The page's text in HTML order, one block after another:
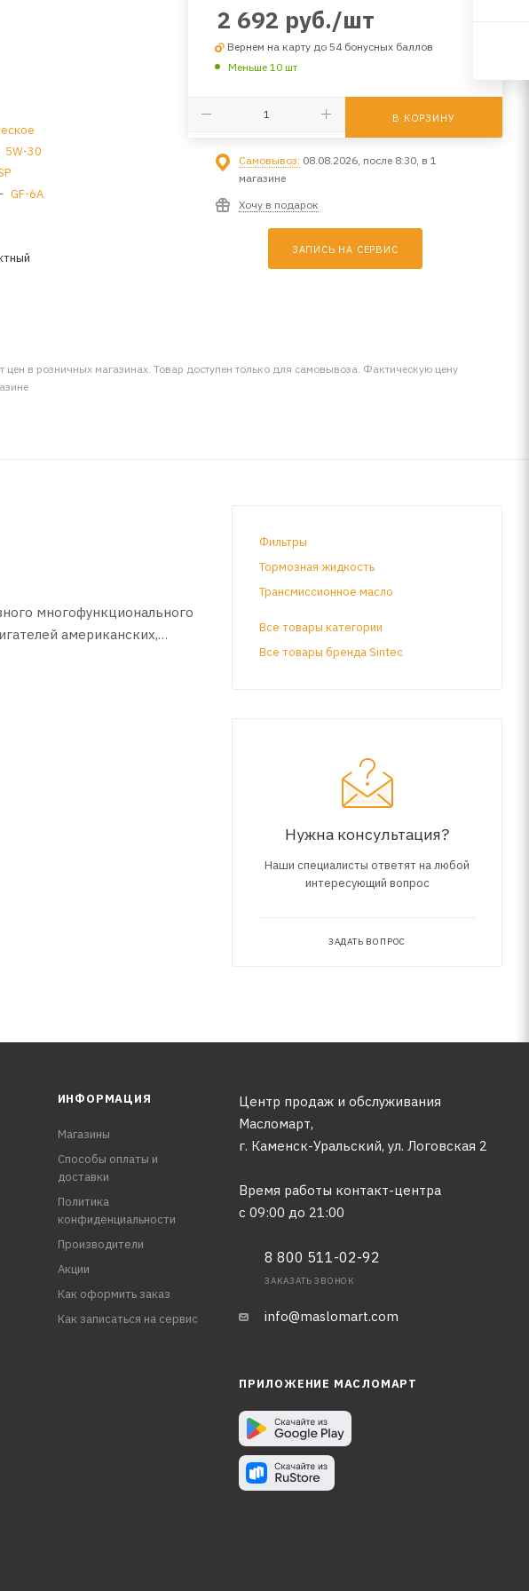
5W-30
GF-6A
2 692 руб./шт
Вернем на карту до 54 бонусных баллов
Меньше 10 шт
В КОРЗИНУ
Самовывоз: 08.08.2026, после 8:30, в 1
магазине
Хочу в подарок
ЗАПИСЬ НА СЕРВИС
цен в розничных магазинах. Товар доступен только для самовывоза. Фактическую цену
многофункционального
американских,
Фильтры
Тормозная жидкость
Трансмиссионное масло
Все товары категории
Все товары бренда Sintec
Нужна консультация?
Наши специалисты ответят на любой
интересующий вопрос
ЗАДАТЬ ВОПРОС
ИНФОРМАЦИЯ
Магазины
Способы оплаты и
доставки
Политика
конфиденциальности
Производители
Акции
Как оформить заказ
Как записаться на сервис
Центр продаж и обслуживания
Масломарт,
г. Каменск-Уральский, ул. Логовская 2
Время работы контакт-центра
с 09:00 до 21:00
8 800 511-02-92
ЗАКАЗАТЬ ЗВОНОК
info@maslomart.com
ПРИЛОЖЕНИЕ МАСЛОМАРТ